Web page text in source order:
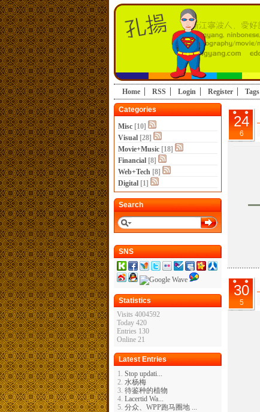
Home RSS Login Register Tags
24
6
30
5
Categories
Misc [10]
Visual [28]
Movie+Music [18]
Financial [8]
Web+Tech [8]
Digital [1]
Search
SNS
Statistics
Visits 4004592
Today 420
Entries 130
Online 21
Latest Entries
Stop updati...
水杨梅
待鉴种的植物
Lacertid Wa...
分众、WPP跑马圈地 ...